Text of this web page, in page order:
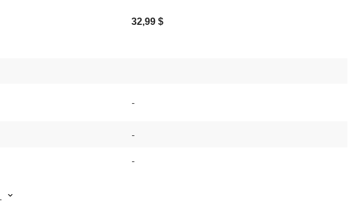
32,99 $
-
-
-